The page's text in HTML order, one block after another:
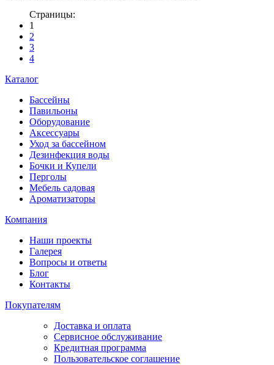
Страницы:
1
2
3
4
Каталог
Бассейны
Павильоны
Оборудование
Аксессуары
Уход за бассейном
Дезинфекция воды
Бочки и Купели
Перголы
Мебель садовая
Ароматизаторы
Компания
Наши проекты
Галерея
Вопросы и ответы
Блог
Контакты
Покупателям
Доставка и оплата
Сервисное обслуживание
Кредитная программа
Пользовательское соглашение